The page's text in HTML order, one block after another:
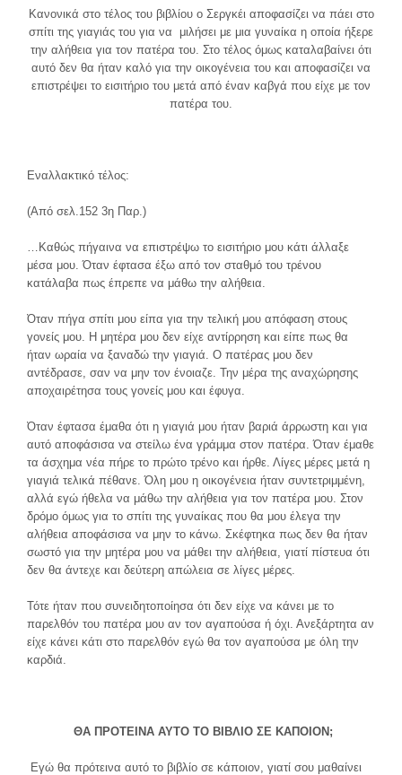
Κανονικά στο τέλος του βιβλίου ο Σεργκέι αποφασίζει να πάει στο
σπίτι της γιαγιάς του για να μιλήσει με μια γυναίκα η οποία ήξερε
την αλήθεια για τον πατέρα του. Στο τέλος όμως καταλαβαίνει ότι
αυτό δεν θα ήταν καλό για την οικογένεια του και αποφασίζει να
επιστρέψει το εισιτήριο του μετά από έναν καβγά που είχε με τον
πατέρα του.
Εναλλακτικό τέλος:
(Από σελ.152 3η Παρ.)
…Καθώς πήγαινα να επιστρέψω το εισιτήριο μου κάτι άλλαξε
μέσα μου. Όταν έφτασα έξω από τον σταθμό του τρένου
κατάλαβα πως έπρεπε να μάθω την αλήθεια.
Όταν πήγα σπίτι μου είπα για την τελική μου απόφαση στους
γονείς μου. Η μητέρα μου δεν είχε αντίρρηση και είπε πως θα
ήταν ωραία να ξαναδώ την γιαγιά. Ο πατέρας μου δεν
αντέδρασε, σαν να μην τον ένοιαζε. Την μέρα της αναχώρησης
αποχαιρέτησα τους γονείς μου και έφυγα.
Όταν έφτασα έμαθα ότι η γιαγιά μου ήταν βαριά άρρωστη και για
αυτό αποφάσισα να στείλω ένα γράμμα στον πατέρα. Όταν έμαθε
τα άσχημα νέα πήρε το πρώτο τρένο και ήρθε. Λίγες μέρες μετά η
γιαγιά τελικά πέθανε. Όλη μου η οικογένεια ήταν συντετριμμένη,
αλλά εγώ ήθελα να μάθω την αλήθεια για τον πατέρα μου. Στον
δρόμο όμως για το σπίτι της γυναίκας που θα μου έλεγα την
αλήθεια αποφάσισα να μην το κάνω. Σκέφτηκα πως δεν θα ήταν
σωστό για την μητέρα μου να μάθει την αλήθεια, γιατί πίστευα ότι
δεν θα άντεχε και δεύτερη απώλεια σε λίγες μέρες.
Τότε ήταν που συνειδητοποίησα ότι δεν είχε να κάνει με το
παρελθόν του πατέρα μου αν τον αγαπούσα ή όχι. Ανεξάρτητα αν
είχε κάνει κάτι στο παρελθόν εγώ θα τον αγαπούσα με όλη την
καρδιά.
ΘΑ ΠΡΟΤΕΙΝΑ ΑΥΤΟ ΤΟ ΒΙΒΛΙΟ ΣΕ ΚΑΠΟΙΟΝ;
Εγώ θα πρότεινα αυτό το βιβλίο σε κάποιον, γιατί σου μαθαίνει